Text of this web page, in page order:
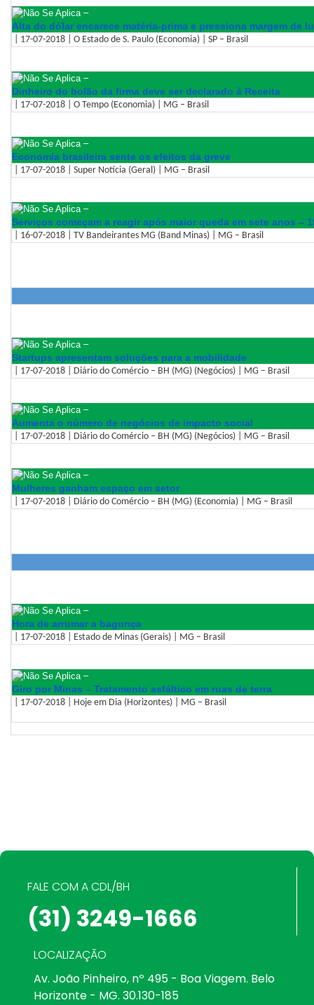
–
Alta do dólar encarece matéria-prima e pressiona margem de
| 17-07-2018 | O Estado de S. Paulo (Economia) | SP – Brasil
–
Dinheiro do bolão da firma deve ser declarado à Receita
| 17-07-2018 | O Tempo (Economia) | MG – Brasil
–
Economia brasileira sente os efeitos da greve
| 17-07-2018 | Super Notícia (Geral) | MG – Brasil
–
Serviços começam a reagir após maior queda em sete anos –
| 16-07-2018 | TV Bandeirantes MG (Band Minas) | MG – Brasil
–
Startups apresentam soluções para a mobilidade
| 17-07-2018 | Diário do Comércio – BH (MG) (Negócios) | MG – Brasil
–
Aumenta o número de negócios de impacto social
| 17-07-2018 | Diário do Comércio – BH (MG) (Negócios) | MG – Brasil
–
Mulheres ganham espaço em setor
| 17-07-2018 | Diário do Comércio – BH (MG) (Economia) | MG – Brasil
–
Hora de arrumar a bagunça
| 17-07-2018 | Estado de Minas (Gerais) | MG – Brasil
–
Giro por Minas – Tratamento asfáltico em ruas de terra
| 17-07-2018 | Hoje em Dia (Horizontes) | MG – Brasil
FALE COM A CDL/BH
(31) 3249-1666
LOCALIZAÇÃO
Av. João Pinheiro, nº 495 - Boa Viagem. Belo
Horizonte - MG. 30.130-185